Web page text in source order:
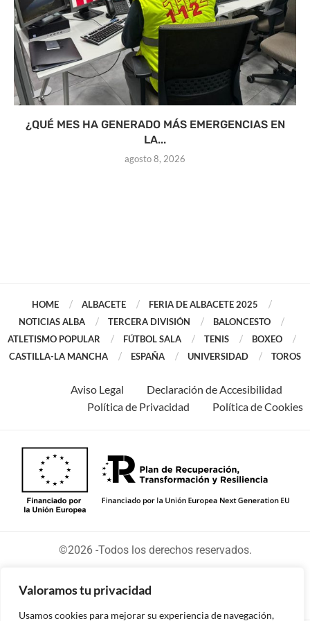
Valoramos tu privacidad
Usamos cookies para mejorar su experiencia de navegación,
¿QUÉ MES HA GENERADO MÁS EMERGENCIAS EN
LA...
agosto 8, 2026
HOME ALBACETE
FERIA DE ALBACETE 2025
NOTICIAS ALBA
TERCERA DIVISIÓN
BALONCESTO
ATLETISMO POPULAR
FÚTBOL SALA TENIS
BOXEO
CASTILLA-LA MANCHA
ESPAÑA UNIVERSIDAD TOROS
Aviso Legal
Declaración de Accesibilidad
Política de Privacidad
Política de Cookies
©2026 -Todos los derechos reservados.